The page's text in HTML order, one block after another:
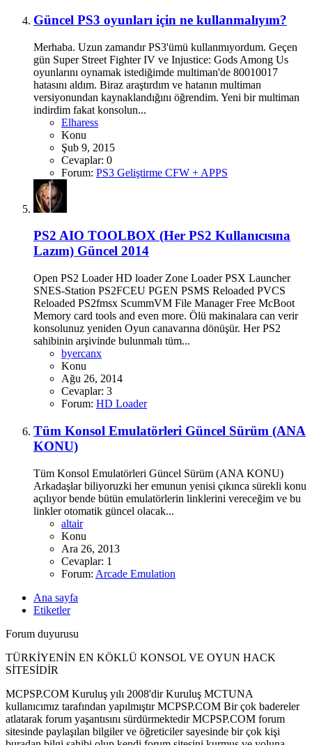
Güncel PS3 oyunları için ne kullanmalıyım?
Merhaba. Uzun zamandır PS3'ümü kullanmıyordum. Geçen
gün Super Street Fighter IV ve Injustice: Gods Among Us
oyunlarını oynamak istediğimde multiman'de 80010017
hatasını aldım. Biraz araştırdım ve hatanın multiman
versiyonundan kaynaklandığını öğrendim. Yeni bir multiman
indirdim fakat konsolun...
Elharess
Konu
Şub 9, 2015
Cevaplar: 0
Forum: PS3 Geliştirme CFW + APPS
PS2 AIO TOOLBOX (Her PS2 Kullanıcısına
Lazım) Güncel 2014
Open PS2 Loader HD loader Zone Loader PSX Launcher
SNES-Station PS2FCEU PGEN PSMS Reloaded PVCS
Reloaded PS2fmsx ScummVM File Manager Free McBoot
Memory card tools and even more. Ölü makinalara can verir
konsolunuz yeniden Oyun canavarına dönüşür. Her PS2
sahibinin arşivinde bulunmalı tüm...
byercanx
Konu
Ağu 26, 2014
Cevaplar: 3
Forum: HD Loader
Tüm Konsol Emulatörleri Güncel Sürüm (ANA
KONU)
Tüm Konsol Emulatörleri Güncel Sürüm (ANA KONU)
Arkadaşlar biliyoruzki her emunun yenisi çıkınca sürekli konu
açılıyor bende bütün emulatörlerin linklerini vereceğim ve bu
linkler otomatik güncel olacak...
altair
Konu
Ara 26, 2013
Cevaplar: 1
Forum: Arcade Emulation
Ana sayfa
Etiketler
Forum duyurusu
TÜRKİYENİN EN KÖKLÜ KONSOL VE OYUN HACK
SİTESİDİR
MCPSP.COM Kuruluş yılı 2008'dir Kuruluş MCTUNA
kullanıcımız tarafından yapılmıştır MCPSP.COM Bir çok badereler
atlatarak forum yaşantısını sürdürmektedir MCPSP.COM forum
sitesinde paylaşılan bilgiler ve öğreticiler sayesinde bir çok kişi